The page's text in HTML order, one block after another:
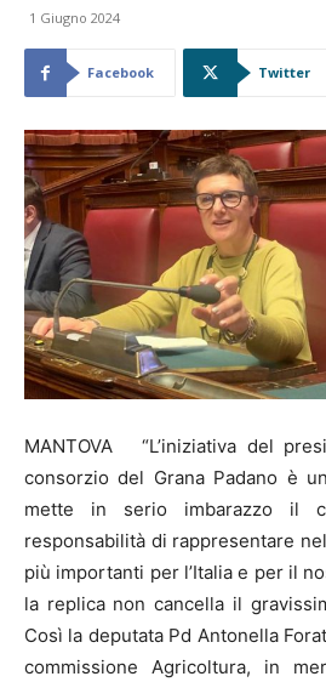
1 Giugno 2024
Facebook Twitter
MANTOVA “L’iniziativa del
consorzio del Grana Padano è
mette in serio imbarazzo il
responsabilità di rappresentare
più importanti per l’Italia e per il
la replica non cancella il
Così la deputata Pd Antonella
commissione Agricoltura, in